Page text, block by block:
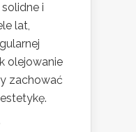
i
lat,
olejowanie
zachować